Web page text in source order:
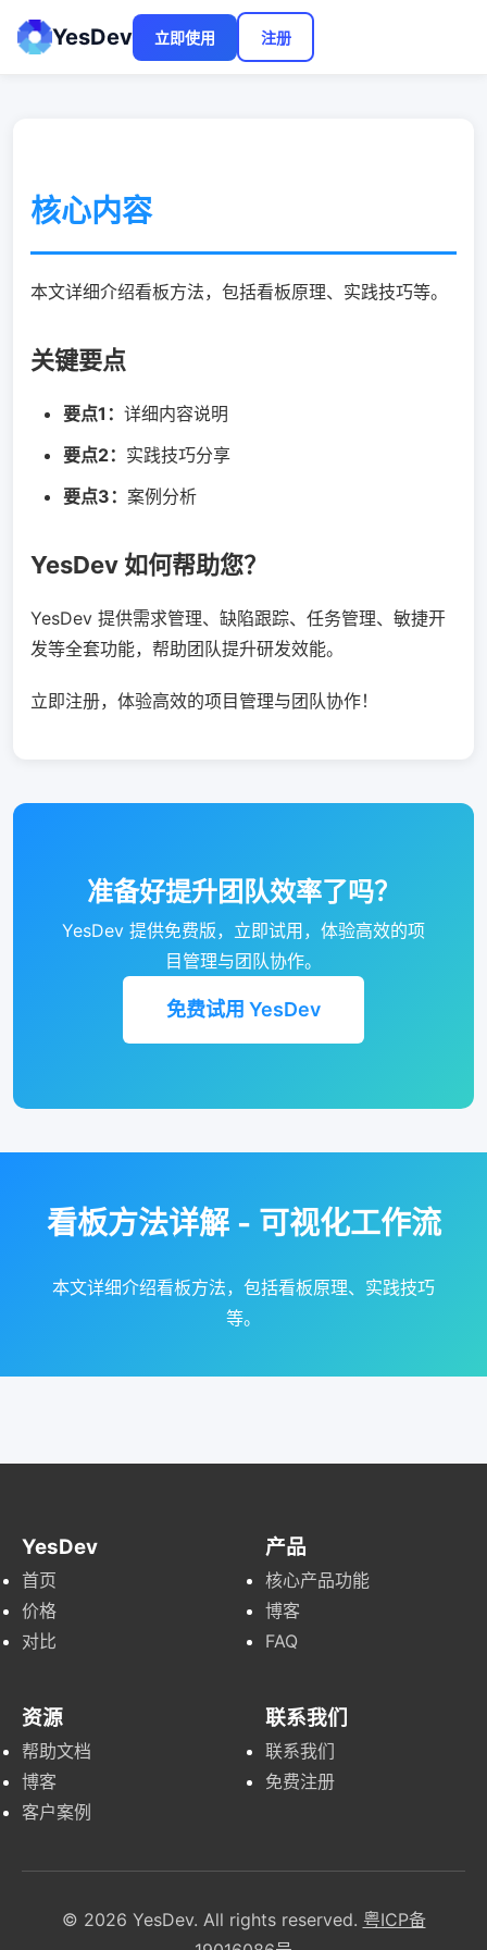
YesDev 立即使用 注册
核心内容
本文详细介绍看板方法，包括看板原理、实践技巧等。
关键要点
要点1： 详细内容说明
要点2： 实践技巧分享
要点3： 案例分析
YesDev 如何帮助您？
YesDev 提供需求管理、缺陷跟踪、任务管理、敏捷开
发等全套功能，帮助团队提升研发效能。
立即注册，体验高效的项目管理与团队协作！
准备好提升团队效率了吗？
YesDev 提供免费版，立即试用，体验高效的项
目管理与团队协作。
免费试用 YesDev
看板方法详解 - 可视化工作流
本文详细介绍看板方法，包括看板原理、实践技巧
等。
YesDev
首页
价格
对比
产品
核心产品功能
博客
FAQ
资源
帮助文档
博客
客户案例
联系我们
联系我们
免费注册
© 2026 YesDev. All rights reserved. 粤ICP备